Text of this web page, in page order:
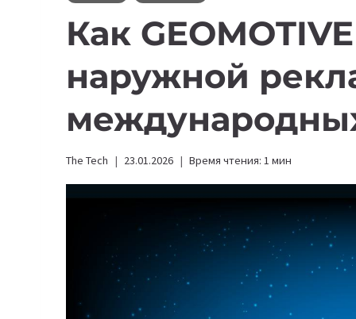
Как
наружной
The Tech 23.01.2026 Время чтения: 1 мин